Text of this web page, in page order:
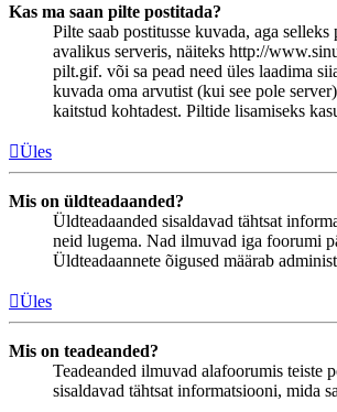
Kas ma saan pilte postitada?
Pilte saab postitusse kuvada, aga selleks
avalikus serveris, näiteks http://
pilt.gif. või sa pead need üles laadima
kuvada oma arvutist (kui see pole
kaitstud kohtadest. Piltide lisamiseks
Üles
Mis on üldteadaanded?
Üldteadaanded sisaldavad tähtsat
neid lugema. Nad ilmuvad iga foorumi
Üldteadaannete õigused määrab
Üles
Mis on teadeanded?
Teadeanded ilmuvad alafoorumis teiste
sisaldavad tähtsat informatsiooni, mida